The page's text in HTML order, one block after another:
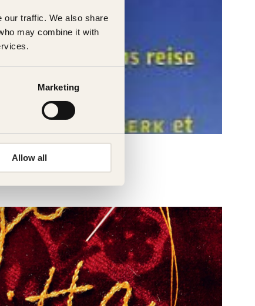
our traffic. We also share
may combine it with
Marketing
Allow all